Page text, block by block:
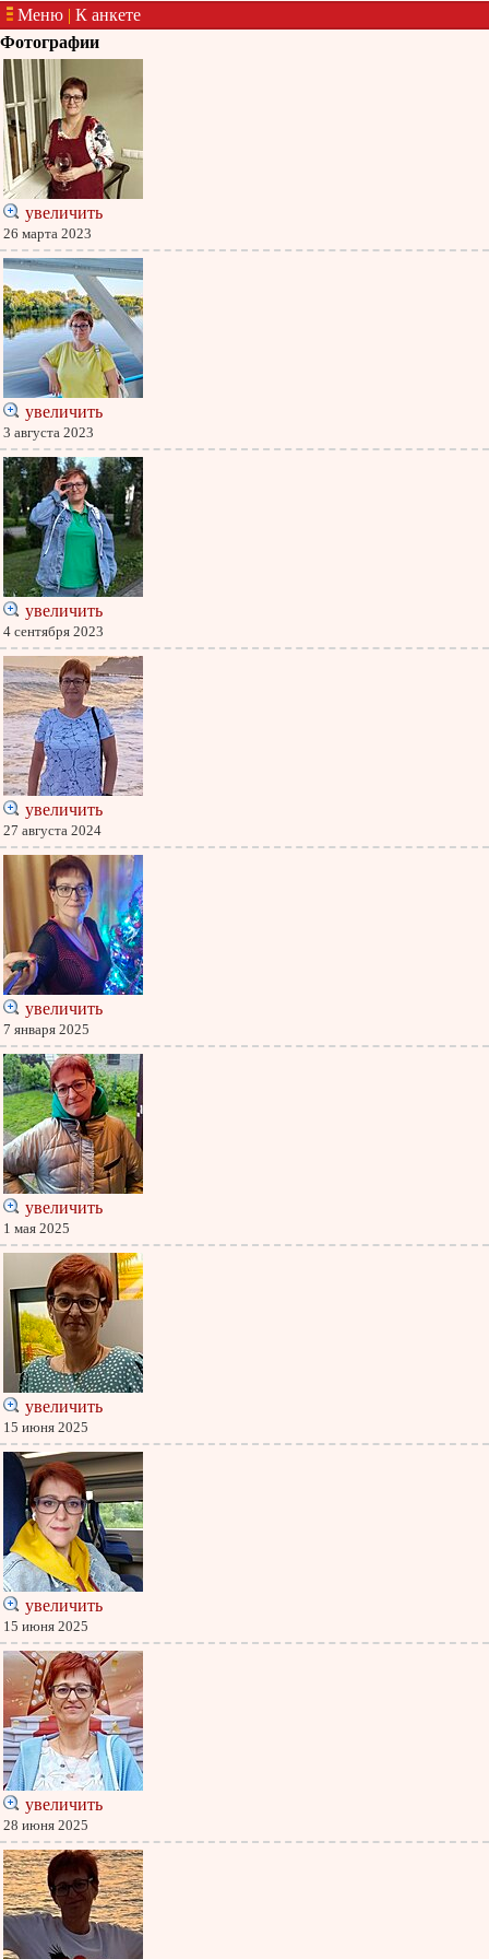
Меню | К анкете
Фотографии
увеличить
26 марта 2023
увеличить
3 августа 2023
увеличить
4 сентября 2023
увеличить
27 августа 2024
увеличить
7 января 2025
увеличить
1 мая 2025
увеличить
15 июня 2025
увеличить
15 июня 2025
увеличить
28 июня 2025